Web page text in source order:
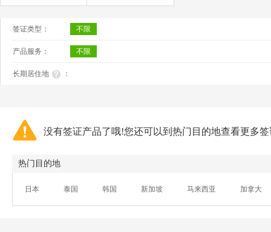
签证类型： 不限
产品服务： 不限
长期居住地 ：
没有签证产品了哦!您还可以到热门目的地查看更多
热门目的地
日本 泰国 韩国 新加坡 马来西亚 加拿大